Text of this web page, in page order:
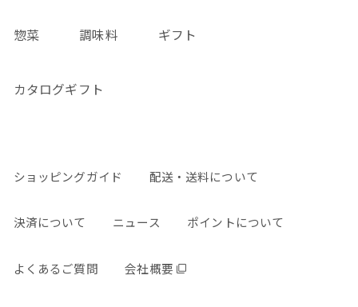
惣菜 調味料 ギフト
カタログギフト
ショッピングガイド 配送・送料について
決済について ニュース ポイントについて
よくあるご質問 会社概要